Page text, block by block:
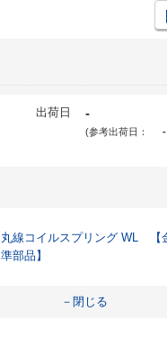
出荷日 -
(参考出荷日： -
丸線コイルスプリング WL 【
準部品】
－閉じる